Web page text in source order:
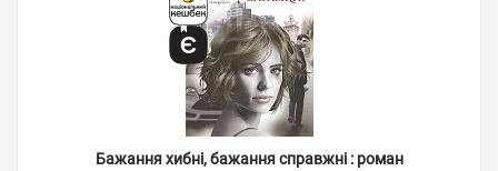
Бажання хибні, бажання справжні : роман